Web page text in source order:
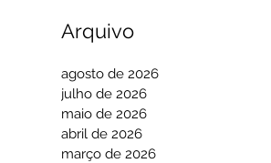
Arquivo
agosto de 2026
julho de 2026
maio de 2026
abril de 2026
março de 2026